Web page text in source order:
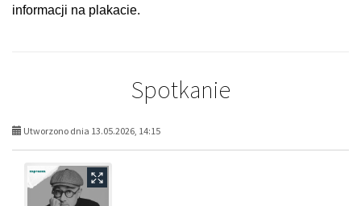
informacji na plakacie.
Spotkanie
Utworzono dnia 13.05.2026, 14:15